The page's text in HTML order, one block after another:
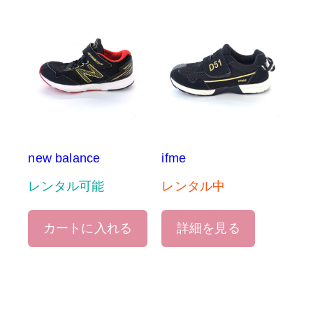
new balance
レンタル可能
カートに入れる
ifme
レンタル中
詳細を見る